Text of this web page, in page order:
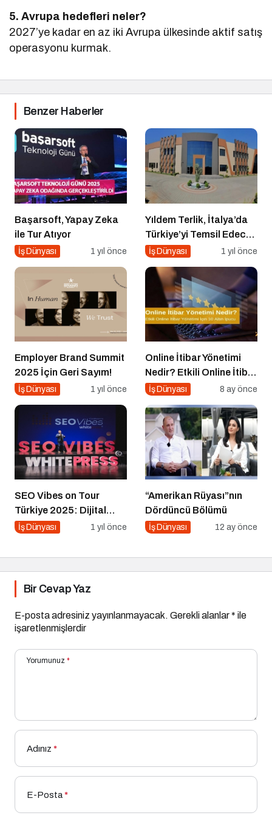
5. Avrupa hedefleri neler?
2027’ye kadar en az iki Avrupa ülkesinde aktif satış
operasyonu kurmak.
Benzer Haberler
Başarsoft, Yapay Zeka
ile Tur Atıyor
İş Dünyası 1 yıl önce
Yıldem Terlik, İtalya’da
Türkiye’yi Temsil Edecek
Gaziantepli yerli üretici,
fuarında boy
gösterecek
İş Dünyası 1 yıl önce
Employer Brand Summit
2025 İçin Geri Sayım!
İş Dünyası 1 yıl önce
Online İtibar Yönetimi
Nedir? Etkili Online İtibar
Yönetimi İçin 10 Altın
İş Dünyası 8 ay önce
SEO Vibes on Tour
Türkiye 2025: Dijital
Dünyanın Nabzını Tutan
İş Dünyası 1 yıl önce
“Amerikan Rüyası”nın
Dördüncü Bölümü
İş Dünyası 12 ay önce
Bir Cevap Yaz
E-posta adresiniz yayınlanmayacak. Gerekli alanlar* ile
işaretlenmişlerdir
Yorumunuz *
Adınız *
E-Posta*